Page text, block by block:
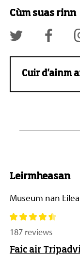
Cùm suas rinn
Cuir d'ainm
Leirmheasan
Museum nan
187 reviews
Faic air